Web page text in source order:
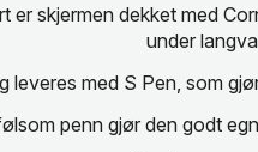
skjermen dekket med
under
med S Pen, som
penn gjør den godt